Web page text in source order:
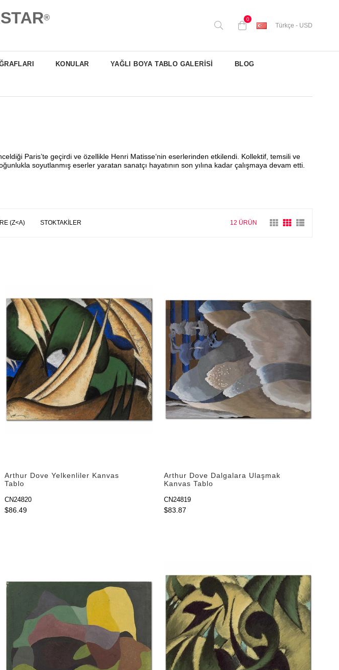
® 0
Türkçe - USD
KONULAR YAĞLI BOYA TABLO GALERİSİ BLOG
Paris’te geçirdi ve özellikle Henri Matisse‘nin eserlerinden etkilendi. Kollektif, temsili ve
soyutlanmış eserler yaratan sanatçı hayatının son yılına kadar çalışmaya devam etti.
(Z<A) STOKTAKILER 12 ÜRÜN
Arthur Dove Yelkenliler Kanvas
Tablo
CN24820
$86.49
Arthur Dove Dalgalara Ulaşmak
Kanvas Tablo
CN24819
$83.87